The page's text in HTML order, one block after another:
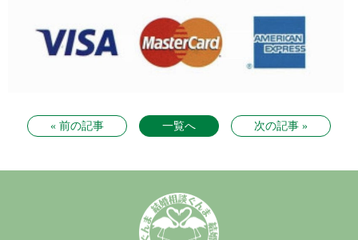
« 前の記事 一覧へ 次の記事 »